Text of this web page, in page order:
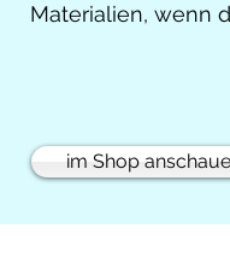
Materialien, wenn
im Shop